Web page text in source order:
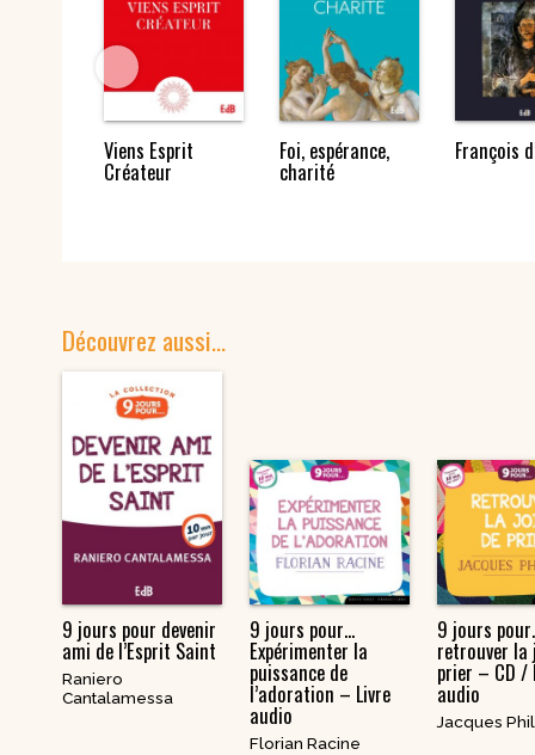
Viens Esprit
Créateur
Foi, espérance,
charité
François
Découvrez aussi…
9 jours pour devenir
ami de l’Esprit Saint
Raniero
Cantalamessa
9 jours pour…
Expérimenter la
puissance de
l’adoration – Livre
audio
Florian Racine
9 jours
retrouver la
prier – CD /
audio
Jacques